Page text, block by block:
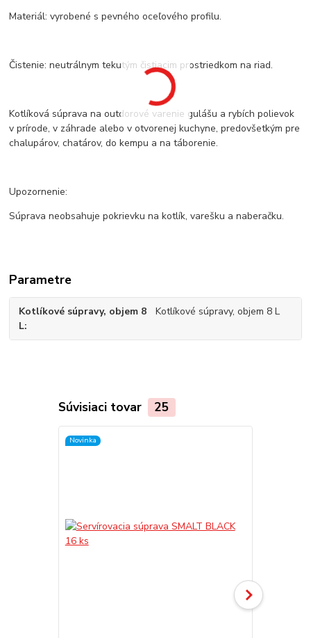
Materiál: vyrobené s pevného oceľového profilu.
Čistenie: neutrálnym tekutým čistiacim prostriedkom na riad.
Kotlíková súprava na outdorové varenie gulášu a rybích polievok
v prírode, v záhrade alebo v otvorenej kuchyne, predovšetkým pre
chalupárov, chatárov, do kempu a na táborenie.
Upozornenie:
Súprava neobsahuje pokrievku na kotlík, varešku a naberačku.
Parametre
Kotlíkové súpravy, objem 8
L
Kotlíkové súpravy, objem 8 L
Súvisiaci tovar 25
Novinka